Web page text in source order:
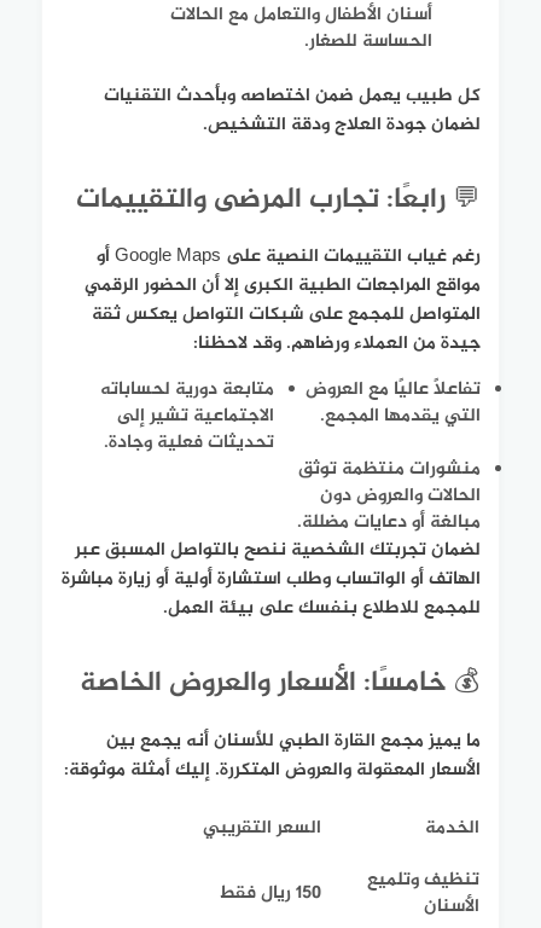
أسنان الأطفال والتعامل مع الحالات
الحساسة للصغار.
كل طبيب يعمل ضمن اختصاصه وبأحدث التقنيات
لضمان جودة العلاج ودقة التشخيص.
💬 رابعًا: تجارب المرضى والتقييمات
رغم غياب التقييمات النصية على Google Maps أو
مواقع المراجعات الطبية الكبرى إلا أن الحضور الرقمي
المتواصل للمجمع على شبكات التواصل يعكس ثقة
جيدة من العملاء ورضاهم. وقد لاحظنا:
تفاعلًا عاليًا مع العروض
التي يقدمها المجمع.
متابعة دورية لحساباته
الاجتماعية تشير إلى
تحديثات فعلية وجادة.
منشورات منتظمة توثق
الحالات والعروض دون
مبالغة أو دعايات مضللة.
لضمان تجربتك الشخصية ننصح بالتواصل المسبق عبر
الهاتف أو الواتساب وطلب استشارة أولية أو زيارة مباشرة
للمجمع للاطلاع بنفسك على بيئة العمل.
💰 خامسًا: الأسعار والعروض الخاصة
ما يميز مجمع القارة الطبي للأسنان أنه يجمع بين
الأسعار المعقولة والعروض المتكررة. إليك أمثلة موثوقة:
الخدمة
السعر التقريبي
تنظيف وتلميع
الأسنان
150 ريال فقط